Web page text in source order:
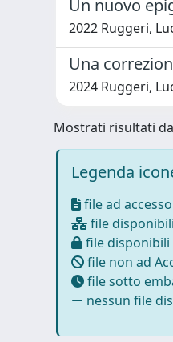
Un nuovo
2022 Ruggeri,
Una
2024 Ruggeri,
Mostrati risultati
Legenda
file ad
file
file disponibili
file non ad
file sotto
nessun file